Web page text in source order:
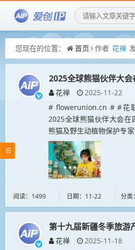
您现在的位置： 首页 作者 花禅
2025全球熊猫伙伴大
花禅
2025-11-22
# flowerunion.cn # #花
2025全球熊猫伙伴大会在
熊猫及野生动植物保护专
府代表、关爱大熊猫人士
聚蓉城...
阅读：1499 日期：11-22 分类
第十九届新疆冬季旅游
花禅
2025-11-18